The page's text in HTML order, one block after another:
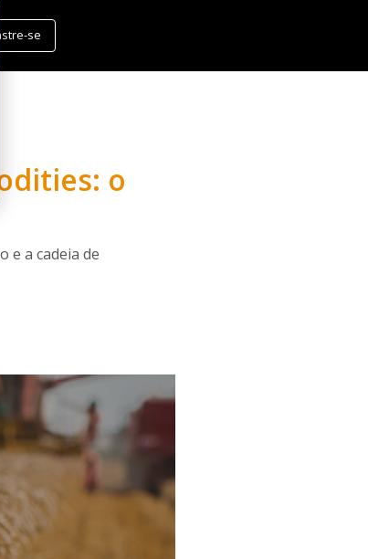
se
o
e a cadeia de